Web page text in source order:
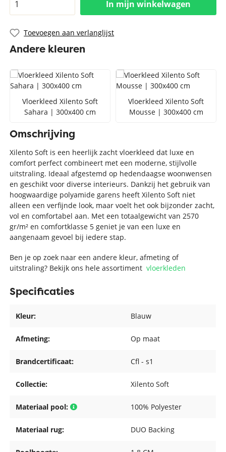
In mijn winkelwagen
Toevoegen aan verlanglijst
Andere kleuren
Vloerkleed Xilento Soft
Sahara | 300x400 cm
Vloerkleed Xilento Soft
Mousse | 300x400 cm
Omschrijving
Xilento Soft is een heerlijk zacht vloerkleed dat luxe en
comfort perfect combineert met een moderne, stijlvolle
uitstraling. Ideaal afgestemd op hedendaagse woonwensen
en geschikt voor diverse interieurs. Dankzij het gebruik van
hoogwaardige polyamide garens heeft Xilento Soft niet
alleen een verfijnde look, maar voelt het ook bijzonder zacht,
vol en comfortabel aan. Met een totaalgewicht van 2570
gr/m² en comfortklasse 5 geniet je van een luxe en
aangenaam gevoel bij iedere stap.
Ben je op zoek naar een andere kleur, afmeting of
uitstraling? Bekijk ons hele assortimentvloerkleden
Specificaties
Kleur: Blauw
Afmeting: Op maat
Brandcertificaat: Cfl - s1
Collectie: Xilento Soft
Materiaal pool: 100% Polyester
Materiaal rug: DUO Backing